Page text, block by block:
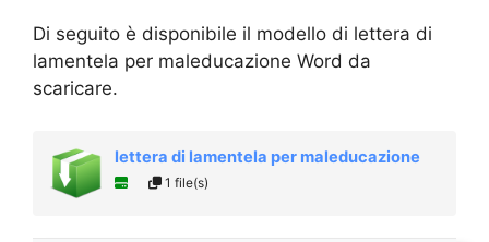
Di seguito è disponibile il modello di lettera di
lamentela per maleducazione Word da
scaricare.
lettera di lamentela per maleducazione
1 file(s)